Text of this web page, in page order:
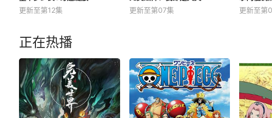
更新至第12集
更新至第07集
更新至第
正在热播